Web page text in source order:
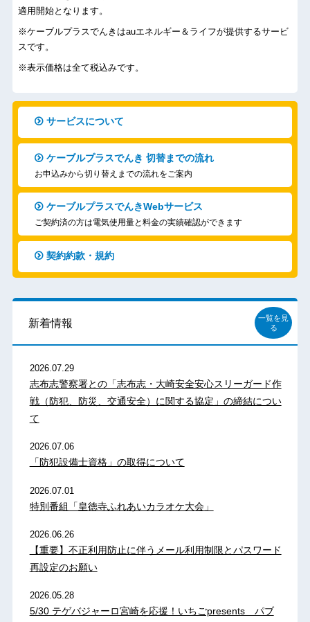
適用開始となります。
※ケーブルプラスでんきはauエネルギー＆ライフが提供するサービ
スです。
※表示価格は全て税込みです。
サービスについて
ケーブルプラスでんき 切替までの流れ
お申込みから切り替えまでの流れをご案内
ケーブルプラスでんきWebサービス
ご契約済の方は電気使用量と料金の実績確認ができます
契約約款・規約
新着情報
一覧を見
る
2026.07.29
志布志警察署との「志布志・大崎安全安心スリーガード作
戦（防犯、防災、交通安全）に関する協定」の締結につい
て
2026.07.06
「防犯設備士資格」の取得について
2026.07.01
特別番組「皇徳寺ふれあいカラオケ大会」
2026.06.26
【重要】不正利用防止に伴うメール利用制限とパスワード
再設定のお願い
2026.05.28
5/30 テゲバジャーロ宮崎を応援！いちごpresents パブ